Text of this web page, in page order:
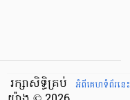
អំពីគេហទំព័រនេះ
រក្សាសិទ្ធិគ្រប់